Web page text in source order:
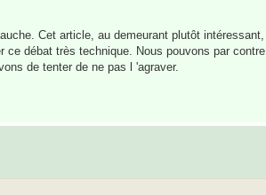
Cet article, au demeurant plutôt intéressant,
ce débat très technique. Nous pouvons par contre
de tenter de ne pas l 'agraver.